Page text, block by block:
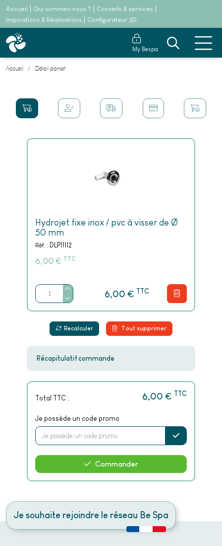
Accueil Qui sommes-nous ?
Conseils & services
Inspirations & Réalisations
Configurateur 3D
My Bespa
Accueil Détail panier
Hydrojet fixe inox / pvc à visser de Ø
50 mm
Réf. : DLP11112
6,00 € TTC
6,00 € TTC
Recalculer Tout supprimer
Récapitulatif commande
Total TTC : 6,00 € TTC
Je possède un code promo
Commander
Je souhaite rejoindre le réseau Be Spa